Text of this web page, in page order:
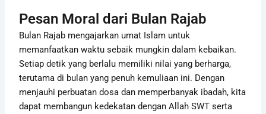
Pesan Moral dari Bulan Rajab
Bulan Rajab mengajarkan umat Islam untuk
memanfaatkan waktu sebaik mungkin dalam kebaikan.
Setiap detik yang berlalu memiliki nilai yang berharga,
terutama di bulan yang penuh kemuliaan ini. Dengan
menjauhi perbuatan dosa dan memperbanyak ibadah, kita
dapat membangun kedekatan dengan Allah SWT serta